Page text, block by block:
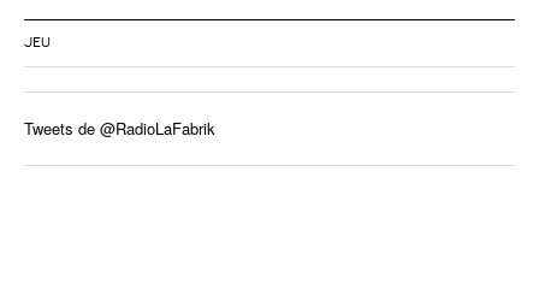
JEU
Tweets de @RadioLaFabrik